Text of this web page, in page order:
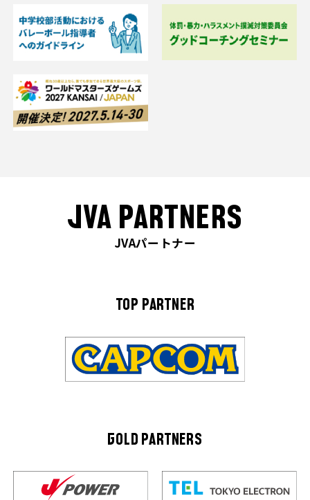
JVA PARTNERS
JVAパートナー
TOP PARTNER
GOLD PARTNERS